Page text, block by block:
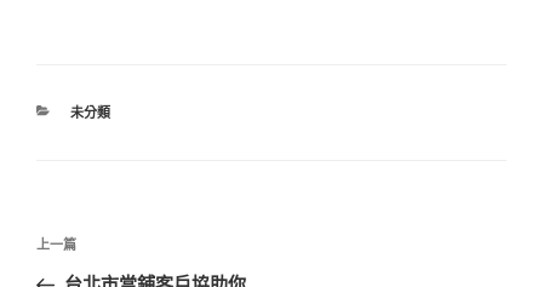
分
未分類
文
上
一
上一篇